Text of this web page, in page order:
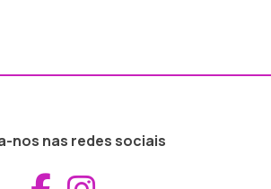
nos nas redes sociais